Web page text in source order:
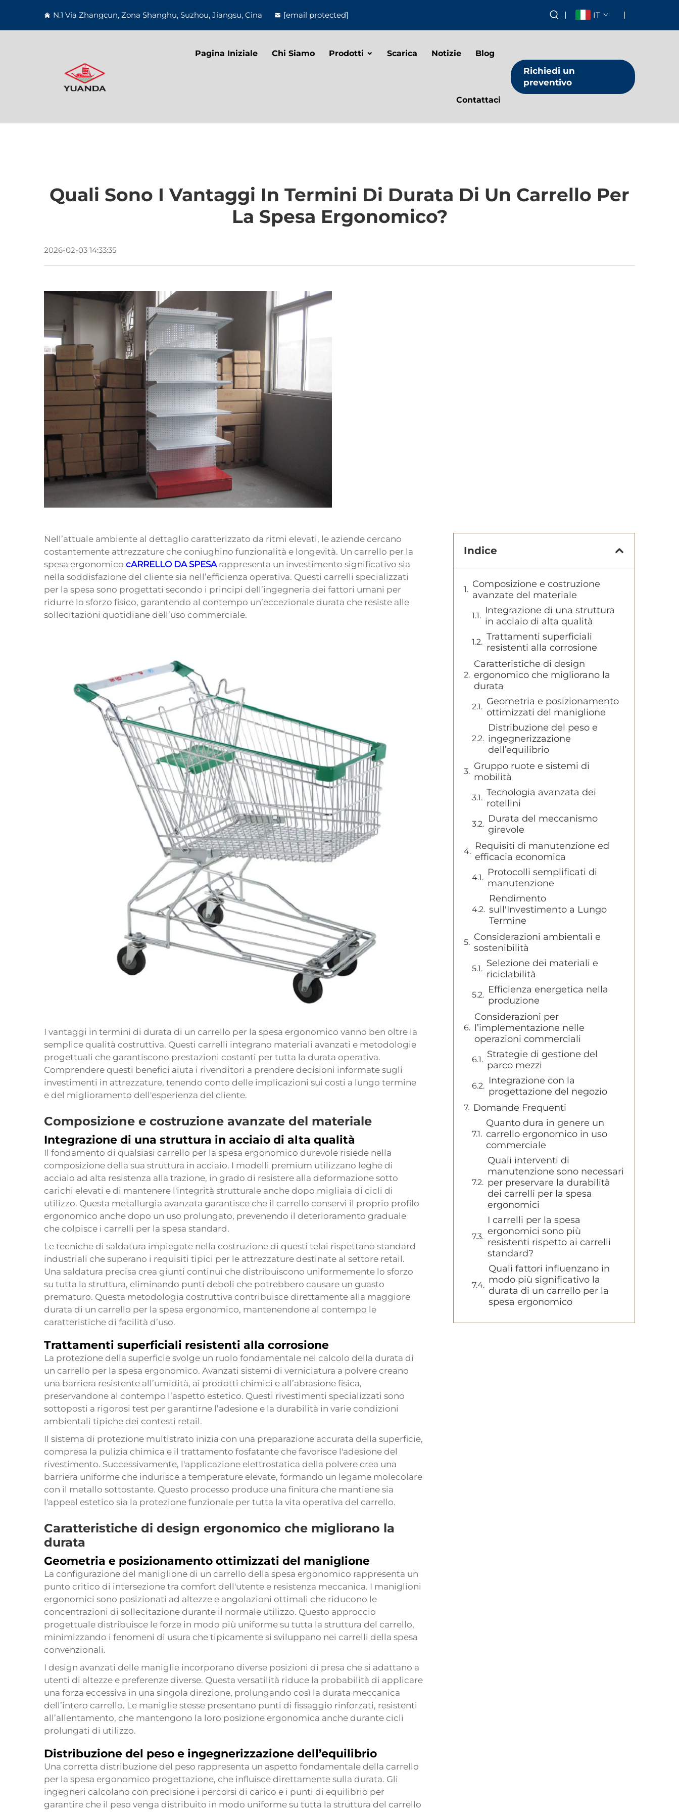
N.1 Via Zhangcun, Zona Shanghu, Suzhou, Jiangsu, Cina [email protected] IT
Pagina Iniziale Chi Siamo Prodotti Scarica Notizie Blog
Contattaci
Richiedi un
preventivo
Quali Sono I Vantaggi In Termini Di Durata Di Un Carrello Per
La Spesa Ergonomico?
2026-02-03 14:33:35
Nell’attuale ambiente al dettaglio caratterizzato da ritmi elevati, le aziende cercano
costantemente attrezzature che coniughino funzionalità e longevità. Un carrello per la
spesa ergonomico cARRELLO DA SPESA rappresenta un investimento significativo sia
nella soddisfazione del cliente sia nell’efficienza operativa. Questi carrelli specializzati
per la spesa sono progettati secondo i principi dell’ingegneria dei fattori umani per
ridurre lo sforzo fisico, garantendo al contempo un’eccezionale durata che resiste alle
sollecitazioni quotidiane dell’uso commerciale.
I vantaggi in termini di durata di un carrello per la spesa ergonomico vanno ben oltre la
semplice qualità costruttiva. Questi carrelli integrano materiali avanzati e metodologie
progettuali che garantiscono prestazioni costanti per tutta la durata operativa.
Comprendere questi benefici aiuta i rivenditori a prendere decisioni informate sugli
investimenti in attrezzature, tenendo conto delle implicazioni sui costi a lungo termine
e del miglioramento dell'esperienza del cliente.
Composizione e costruzione avanzate del materiale
Integrazione di una struttura in acciaio di alta qualità
Il fondamento di qualsiasi carrello per la spesa ergonomico durevole risiede nella
composizione della sua struttura in acciaio. I modelli premium utilizzano leghe di
acciaio ad alta resistenza alla trazione, in grado di resistere alla deformazione sotto
carichi elevati e di mantenere l'integrità strutturale anche dopo migliaia di cicli di
utilizzo. Questa metallurgia avanzata garantisce che il carrello conservi il proprio profilo
ergonomico anche dopo un uso prolungato, prevenendo il deterioramento graduale
che colpisce i carrelli per la spesa standard.
Le tecniche di saldatura impiegate nella costruzione di questi telai rispettano standard
industriali che superano i requisiti tipici per le attrezzature destinate al settore retail.
Una saldatura precisa crea giunti continui che distribuiscono uniformemente lo sforzo
su tutta la struttura, eliminando punti deboli che potrebbero causare un guasto
prematuro. Questa metodologia costruttiva contribuisce direttamente alla maggiore
durata di un carrello per la spesa ergonomico, mantenendone al contempo le
caratteristiche di facilità d’uso.
Trattamenti superficiali resistenti alla corrosione
La protezione della superficie svolge un ruolo fondamentale nel calcolo della durata di
un carrello per la spesa ergonomico. Avanzati sistemi di verniciatura a polvere creano
una barriera resistente all’umidità, ai prodotti chimici e all’abrasione fisica,
preservandone al contempo l’aspetto estetico. Questi rivestimenti specializzati sono
sottoposti a rigorosi test per garantirne l’adesione e la durabilità in varie condizioni
ambientali tipiche dei contesti retail.
Il sistema di protezione multistrato inizia con una preparazione accurata della superficie,
compresa la pulizia chimica e il trattamento fosfatante che favorisce l'adesione del
rivestimento. Successivamente, l'applicazione elettrostatica della polvere crea una
barriera uniforme che indurisce a temperature elevate, formando un legame molecolare
con il metallo sottostante. Questo processo produce una finitura che mantiene sia
l'appeal estetico sia la protezione funzionale per tutta la vita operativa del carrello.
Caratteristiche di design ergonomico che migliorano la
durata
Geometria e posizionamento ottimizzati del maniglione
La configurazione del maniglione di un carrello della spesa ergonomico rappresenta un
punto critico di intersezione tra comfort dell'utente e resistenza meccanica. I maniglioni
ergonomici sono posizionati ad altezze e angolazioni ottimali che riducono le
concentrazioni di sollecitazione durante il normale utilizzo. Questo approccio
progettuale distribuisce le forze in modo più uniforme su tutta la struttura del carrello,
minimizzando i fenomeni di usura che tipicamente si sviluppano nei carrelli della spesa
convenzionali.
I design avanzati delle maniglie incorporano diverse posizioni di presa che si adattano a
utenti di altezze e preferenze diverse. Questa versatilità riduce la probabilità di applicare
una forza eccessiva in una singola direzione, prolungando così la durata meccanica
dell’intero carrello. Le maniglie stesse presentano punti di fissaggio rinforzati, resistenti
all’allentamento, che mantengono la loro posizione ergonomica anche durante cicli
prolungati di utilizzo.
Distribuzione del peso e ingegnerizzazione dell’equilibrio
Una corretta distribuzione del peso rappresenta un aspetto fondamentale della carrello
per la spesa ergonomico progettazione, che influisce direttamente sulla durata. Gli
ingegneri calcolano con precisione i percorsi di carico e i punti di equilibrio per
garantire che il peso venga distribuito in modo uniforme su tutta la struttura del carrello
Indice
Composizione e costruzione
avanzate del materiale
Integrazione di una struttura
in acciaio di alta qualità
Trattamenti superficiali
resistenti alla corrosione
Caratteristiche di design
ergonomico che migliorano la
durata
Geometria e posizionamento
ottimizzati del maniglione
Distribuzione del peso e
ingegnerizzazione
dell’equilibrio
Gruppo ruote e sistemi di
mobilità
Tecnologia avanzata dei
rotellini
Durata del meccanismo
girevole
Requisiti di manutenzione ed
efficacia economica
Protocolli semplificati di
manutenzione
Rendimento
sull'Investimento a Lungo
Termine
Considerazioni ambientali e
sostenibilità
Selezione dei materiali e
riciclabilità
Efficienza energetica nella
produzione
Considerazioni per
l’implementazione nelle
operazioni commerciali
Strategie di gestione del
parco mezzi
Integrazione con la
progettazione del negozio
Domande Frequenti
Quanto dura in genere un
carrello ergonomico in uso
commerciale
Quali interventi di
manutenzione sono necessari
per preservare la durabilità
dei carrelli per la spesa
ergonomici
I carrelli per la spesa
ergonomici sono più
resistenti rispetto ai carrelli
standard?
Quali fattori influenzano in
modo più significativo la
durata di un carrello per la
spesa ergonomico